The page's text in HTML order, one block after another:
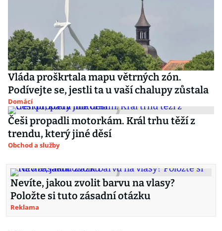
Vláda proškrtala mapu větrných zón.
Podívejte se, jestli ta u vaší chalupy zůstala
Domácí
Češi propadli motorkám. Král trhu těží z
trendu, který jiné děsí
Obchod a služby
Nevíte, jakou zvolit barvu na vlasy?
Položte si tuto zásadní otázku
Reklama